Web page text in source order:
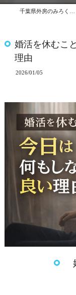
婚活を休むこ
理由
2026/01/05